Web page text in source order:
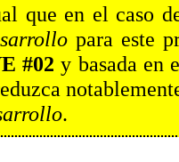
que en el caso
para este
#02 y basada en
.